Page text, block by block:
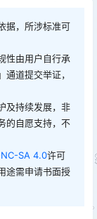
据，所涉标准可
性由用户自行承
道提交举证，
及持续发展，非
的自愿支持，不
SA 4.0许可
途需申请书面授